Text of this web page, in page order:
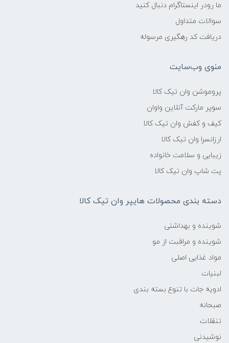
ما رودر اینستاگرام دنبال کنید
سوالات متداول
دریافت کد رهگیری مرسوله
منوی وب‌سایت
پروموشن وان تیک کالا
سوپر مارکت آنلاین واوان
کیف و کفش وان تیک کالا
ارزانسرا وان تیک کالا
زیبایی و سلامت خانواده
پت شاپ وان تیک کالا
دسته بندی محصولات هایپر وان تیک کالا
شوینده و بهداشتی
شوینده و مراقبت از مو
مواد غذایی اصلی
لبنیات
ادویه جات با تنوع بسته بندی
صبحانه
تنقلات
نوشیدنی